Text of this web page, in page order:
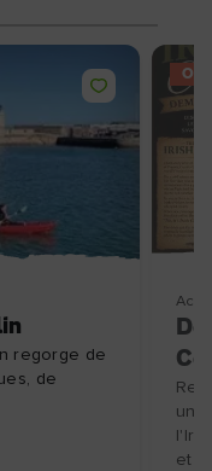
regorge de
de
une
et